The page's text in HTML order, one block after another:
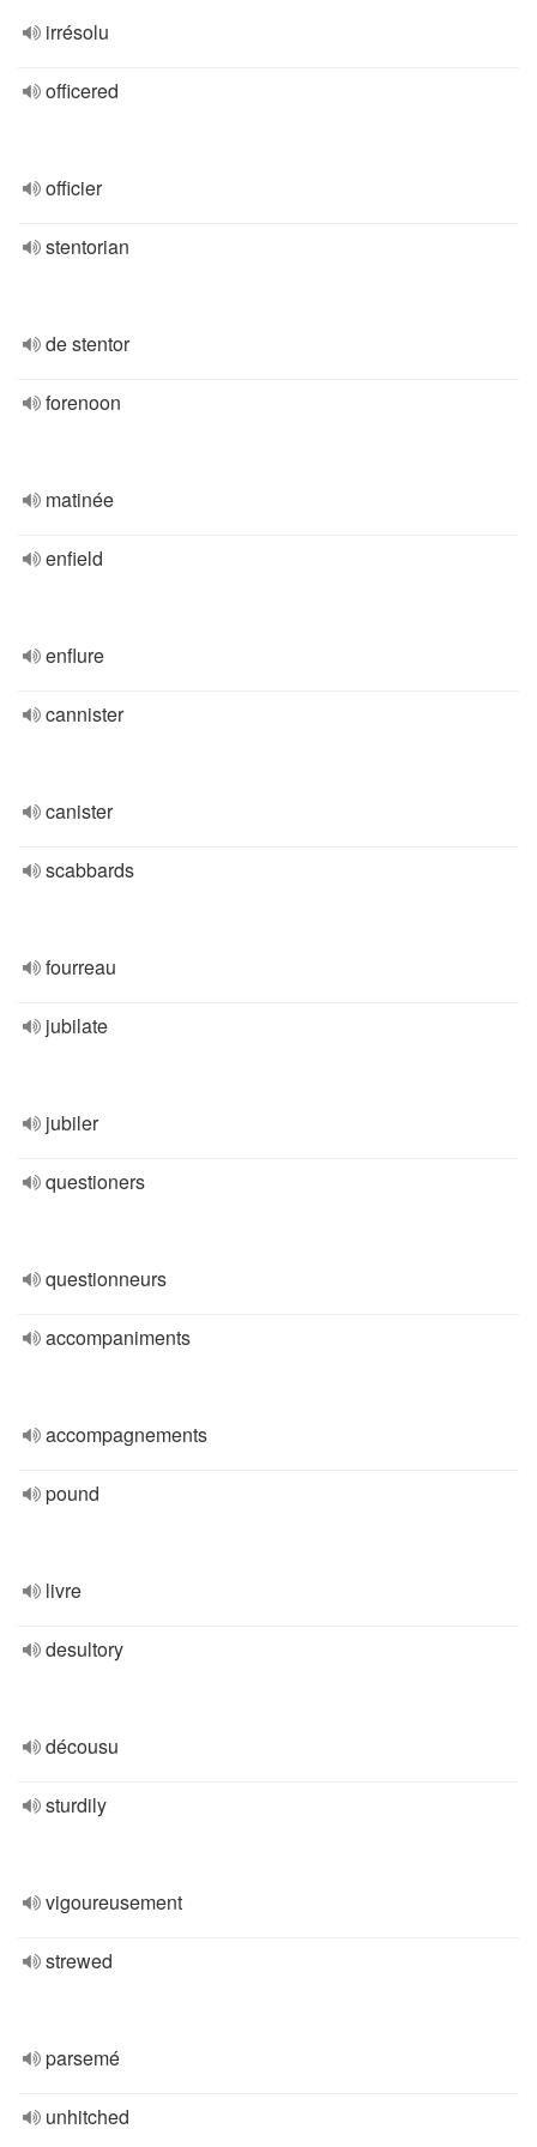
irrésolu
officered
officier
stentorian
de stentor
forenoon
matinée
enfield
enflure
cannister
canister
scabbards
fourreau
jubilate
jubiler
questioners
questionneurs
accompaniments
accompagnements
pound
livre
desultory
décousu
sturdily
vigoureusement
strewed
parsemé
unhitched